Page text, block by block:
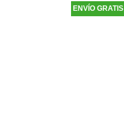
ENVÍO GRATIS